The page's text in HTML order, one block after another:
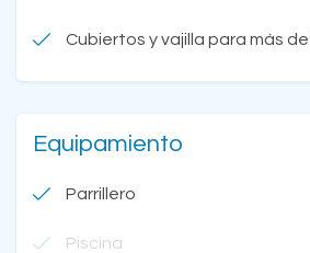
Cubiertos y vajilla para más
Equipamiento
Parrillero
Piscina